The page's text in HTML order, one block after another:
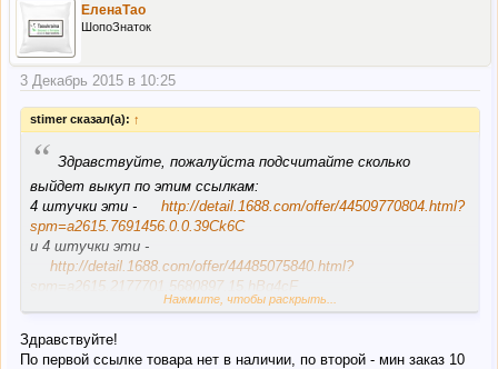
ЕленаТао
ШопоЗнаток
3 Декабрь 2015 в 10:25
stimer сказал(а): ↑
“ Здравствуйте, пожалуйста подсчитайте сколько
выйдет выкуп по этим ссылкам:
4 штучки эти -
http://detail.1688.com/offer/44509770804.html?
spm=a2615.7691456.0.0.39Ck6C
и 4 штучки эти -
http://detail.1688.com/offer/44485075840.html?
spm=a2615.2177701.5680897.15.hBq4cF
вес запчастей очень мал 10 грамм может будет за всё
Нажмите, чтобы раскрыть...
Здравствуйте!
По первой ссылке товара нет в наличии, по второй - мин заказ 10